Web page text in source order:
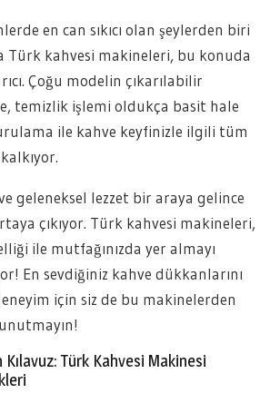
en can sıkıcı olan şeylerden biri
Türk kahvesi makineleri, bu konuda
Çoğu modelin çıkarılabilir
temizlik işlemi oldukça basit hale
ile kahve keyfinizle ilgili tüm
geleneksel lezzet bir araya gelince
çıkıyor. Türk kahvesi makineleri,
ile mutfağınızda yer almayı
En sevdiğiniz kahve dükkanlarını
için siz de bu makinelerden
Türk Kahvesi Makinesi